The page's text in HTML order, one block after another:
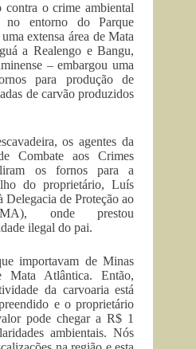
o crime ambiental
no entorno do Parque
extensa área de Mata
a Realengo e Bangu,
– embargou uma
para produção de
de carvão produzidos
os agentes da
Combate aos Crimes
os fornos para a
do proprietário, Luís
de Proteção ao
onde prestou
ilegal do pai.
importavam de Minas
Mata Atlântica. Então,
da carvoaria está
e o proprietário
pode chegar a R$ 1
ambientais. Nós